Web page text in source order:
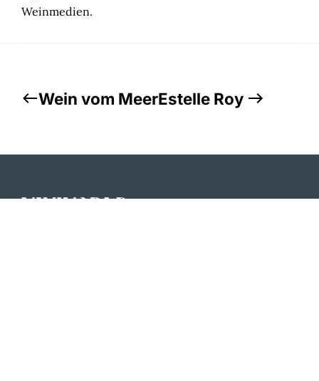
Weinmedien.
Wein vom MeerEstelle Roy